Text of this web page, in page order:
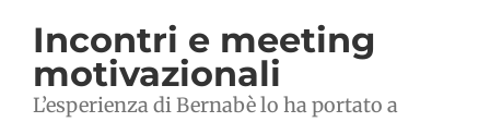
Incontri e meeting
motivazionali
L’esperienza di Bernabè lo ha portato a